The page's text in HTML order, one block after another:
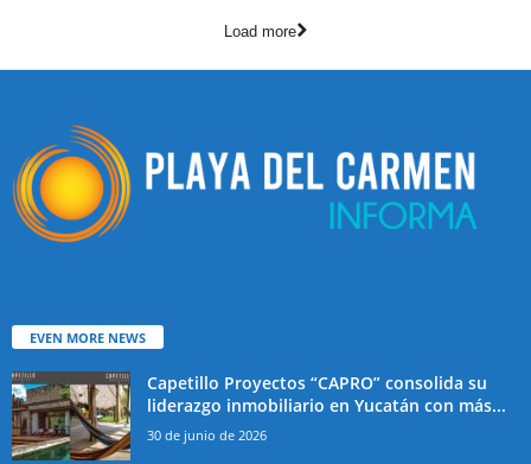
Load more
EVEN MORE NEWS
Capetillo Proyectos “CAPRO” consolida su
liderazgo inmobiliario en Yucatán con más...
30 de junio de 2026